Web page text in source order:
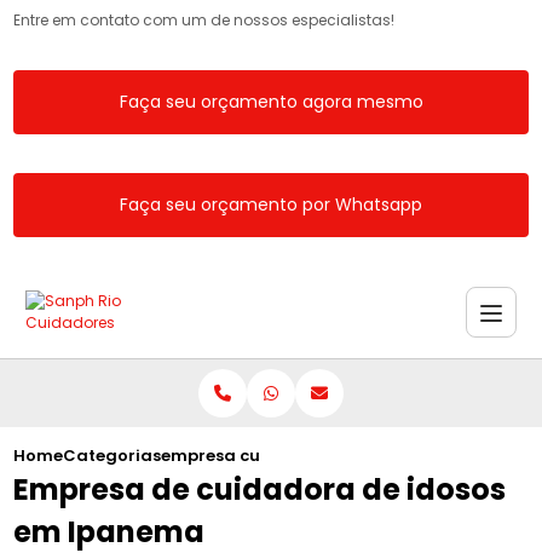
Entre em contato com um de nossos especialistas!
Faça seu orçamento agora mesmo
Faça seu orçamento por Whatsapp
HomeCategoriasempresa cuidadora idosos ipanema
Empresa de cuidadora de idosos
em Ipanema